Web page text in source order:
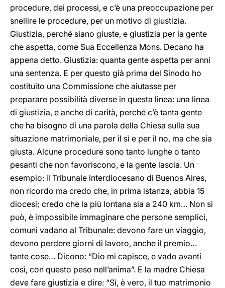
procedure, dei processi, e c’è una preoccupazione per
snellire le procedure, per un motivo di giustizia.
Giustizia, perché siano giuste, e giustizia per la gente
che aspetta, come Sua Eccellenza Mons. Decano ha
appena detto. Giustizia: quanta gente aspetta per anni
una sentenza. E per questo già prima del Sinodo ho
costituito una Commissione che aiutasse per
preparare possibilità diverse in questa linea: una linea
di giustizia, e anche di carità, perché c’è tanta gente
che ha bisogno di una parola della Chiesa sulla sua
situazione matrimoniale, per il sì e per il no, ma che sia
giusta. Alcune procedure sono tanto lunghe o tanto
pesanti che non favoriscono, e la gente lascia. Un
esempio: il Tribunale interdiocesano di Buenos Aires,
non ricordo ma credo che, in prima istanza, abbia 15
diocesi; credo che la più lontana sia a 240 km… Non si
può, è impossibile immaginare che persone semplici,
comuni vadano al Tribunale: devono fare un viaggio,
devono perdere giorni di lavoro, anche il premio…
tante cose… Dicono: “Dio mi capisce, e vado avanti
così, con questo peso nell’anima”. E la madre Chiesa
deve fare giustizia e dire: “Sì, è vero, il tuo matrimonio